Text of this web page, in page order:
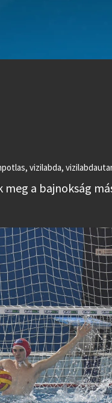
, vizilabda,
meg a bajnokság